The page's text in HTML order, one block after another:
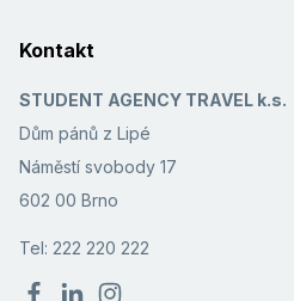
Kontakt
STUDENT AGENCY TRAVEL k.s.
Dům pánů z Lipé
Náměstí svobody 17
602 00 Brno
Tel: 222 220 222